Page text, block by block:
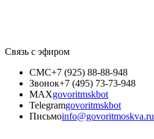
Связь с эфиром
СМС+7 (925) 88-88-948
Звонок+7 (495) 73-73-948
MAXgovoritmskbot
Telegramgovoritmskbot
Письмоinfo@govoritmoskva.ru